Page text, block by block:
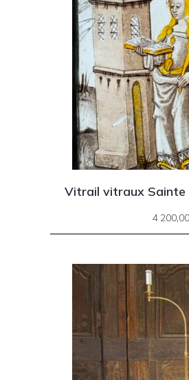
Vitrail vitraux Sainte
4